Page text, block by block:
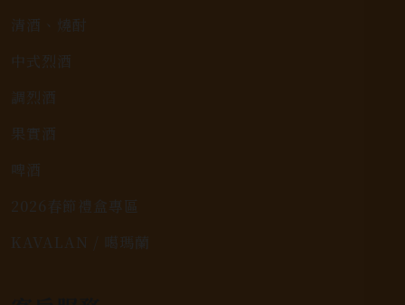
清酒、燒酎
中式烈酒
調烈酒
果實酒
啤酒
2026春節禮盒專區
KAVALAN / 噶瑪蘭